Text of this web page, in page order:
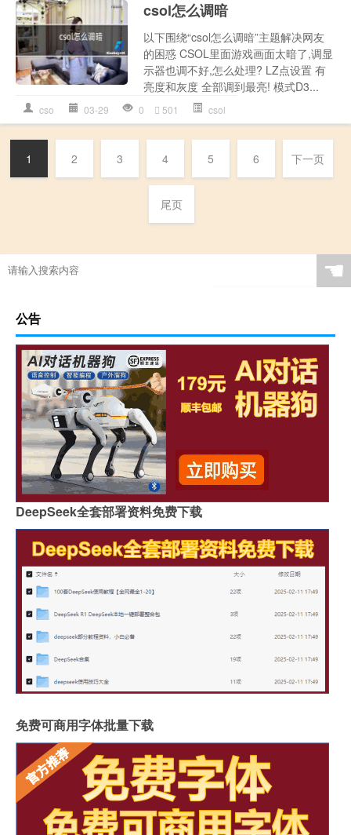
csol怎么调暗
以下围绕“csol怎么调暗”主题解决网友
的困惑 CSOL里面游戏画面太暗了,调显
示器也调不好,怎么处理? LZ点设置 有
亮度和灰度 全部调到最亮! 模式D3...
cso 03-29 0 501 csol
1 2 3 4 5 6 下一页
尾页
☚
公告
DeepSeek全套部署资料免费下载
免费可商用字体批量下载